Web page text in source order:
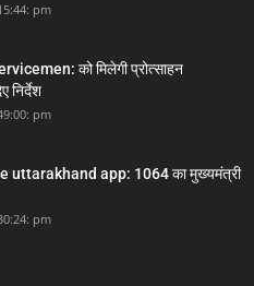
pm
को मिलेगी प्रोत्साहन
निर्देश
pm
uttarakhand app: 1064 का मुख्यमंत्री
pm